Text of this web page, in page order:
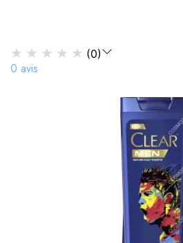
★ ★ ★ ★ ★ (0)
0 avis